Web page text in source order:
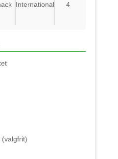
International
4
(valgfrit)